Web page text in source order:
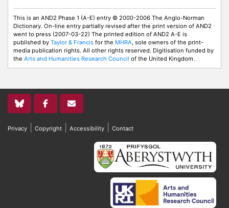
This is an AND2 Phase 1 (A-E) entry © 2000-2006 The Anglo-Norman
Dictionary. On-line entry partially revised after the print version of AND2
went to press (2007-03-22) The printed edition of AND2 A-E is
published by Taylor & Francis for the MHRA , sole owners of the print-
media publication rights. All other rights reserved. Digitisation funded by
the Arts and Humanities Research Council of the United Kingdom.
Privacy Copyright Accessibility Contact